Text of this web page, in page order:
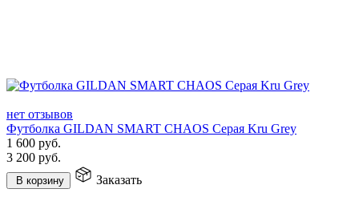
нет отзывов
Футболка GILDAN SMART CHAOS Серая Kru Grey
1 600 руб.
3 200 руб.
В корзину Заказать